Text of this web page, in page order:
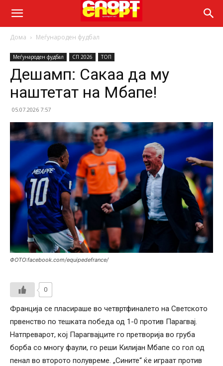
Дома Меѓународен фудбал
Меѓународен фудбал СП 2026 ТОП
Дешамп: Сакаа да му
наштетат на Мбапе!
05.07.2026 7:57
ФОТО:facebook.com/equipedefrance/
0
Франција се пласираше во четвртфиналето на Светското
првенство по тешката победа од 1-0 против Парагвај.
Натпреварот, кој Парагвајците го претворија во груба
борба со многу фаули, го реши Килијан Мбапе со гол од
пенал во второто полувреме. „Сините“ ќе играат против